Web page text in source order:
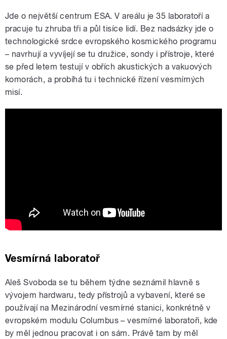
Jde o největší centrum ESA. V areálu je 35 laboratoří a
pracuje tu zhruba tři a půl tisíce lidí. Bez nadsázky jde o
technologické srdce evropského kosmického programu
– navrhují a vyvíjejí se tu družice, sondy i přístroje, které
se před letem testují v obřích akustických a vakuových
komorách, a probíhá tu i technické řízení vesmírných
misí.
Vesmírná laboratoř
Aleš Svoboda se tu během týdne seznámil hlavně s
vývojem hardwaru, tedy přístrojů a vybavení, které se
používají na Mezinárodní vesmírné stanici, konkrétně v
evropském modulu Columbus – vesmírné laboratoři, kde
by měl jednou pracovat i on sám. Právě tam by měl